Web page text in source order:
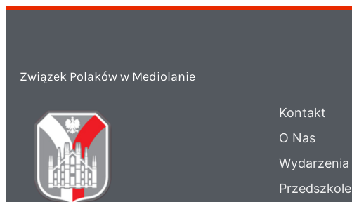
Związek Polaków w Mediolanie
Kontakt
O Nas
Wydarzenia
Przedszkole